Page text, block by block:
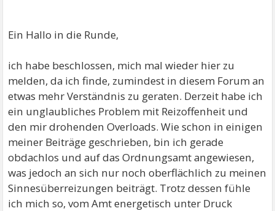
Ein Hallo in die Runde,
ich habe beschlossen, mich mal wieder hier zu
melden, da ich finde, zumindest in diesem Forum an
etwas mehr Verständnis zu geraten. Derzeit habe ich
ein unglaubliches Problem mit Reizoffenheit und
den mir drohenden Overloads. Wie schon in einigen
meiner Beiträge geschrieben, bin ich gerade
obdachlos und auf das Ordnungsamt angewiesen,
was jedoch an sich nur noch oberflächlich zu meinen
Sinnesüberreizungen beiträgt. Trotz dessen fühle
ich mich so, vom Amt energetisch unter Druck